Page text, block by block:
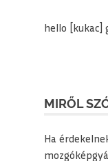
hello [kukac]
MIRŐL
Ha